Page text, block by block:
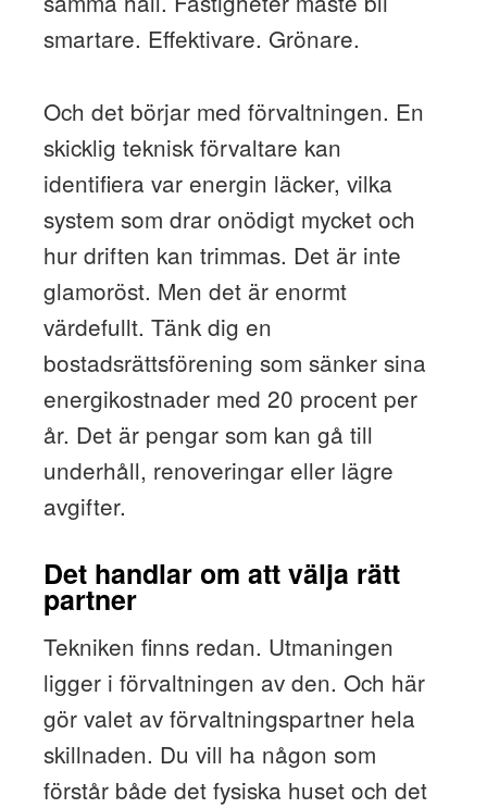
smartare. Effektivare. Grönare.
Och det börjar med förvaltningen. En
skicklig teknisk förvaltare kan
identifiera var energin läcker, vilka
system som drar onödigt mycket och
hur driften kan trimmas. Det är inte
glamoröst. Men det är enormt
värdefullt. Tänk dig en
bostadsrättsförening som sänker sina
energikostnader med 20 procent per
år. Det är pengar som kan gå till
underhåll, renoveringar eller lägre
avgifter.
Det handlar om att välja rätt
partner
Tekniken finns redan. Utmaningen
ligger i förvaltningen av den. Och här
gör valet av förvaltningspartner hela
skillnaden. Du vill ha någon som
förstår både det fysiska huset och det